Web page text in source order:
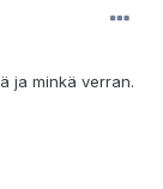
ja minkä verran.